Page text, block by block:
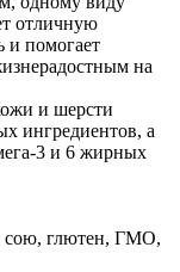
отличную
и помогает
на
и шерсти
ингредиентов, а
3 и 6 жирных
сою, глютен, ГМО,